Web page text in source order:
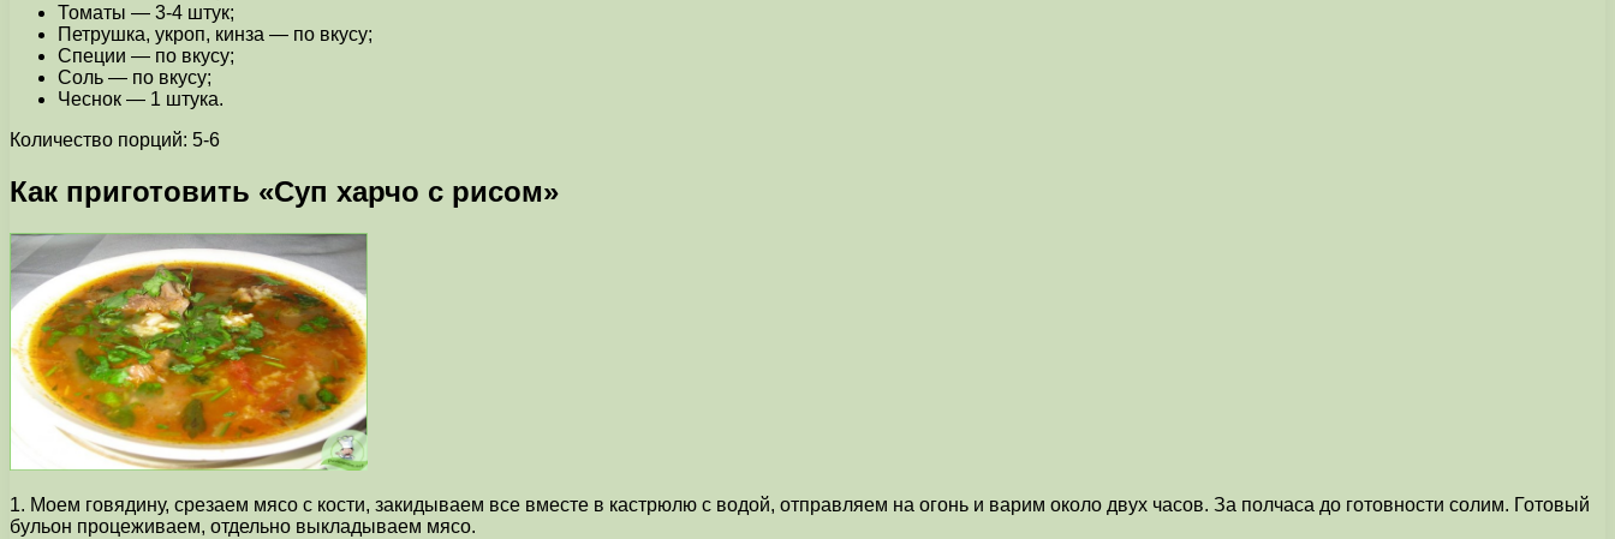
Томаты — 3-4 штук;
Петрушка, укроп, кинза — по вкусу;
Специи — по вкусу;
Соль — по вкусу;
Чеснок — 1 штука.
Количество порций: 5-6
Как приготовить «Суп харчо с рисом»
1. Моем говядину, срезаем мясо с кости, закидываем все вместе в кастрюлю с водой, отправляем на огонь и варим около двух часов. За полчаса до готовности солим. Готовый
бульон процеживаем, отдельно выкладываем мясо.